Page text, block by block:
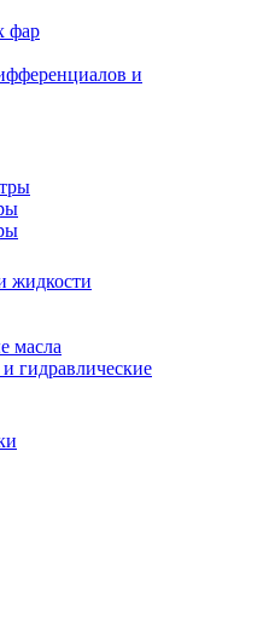
фар
и
жидкости
масла
гидравлические